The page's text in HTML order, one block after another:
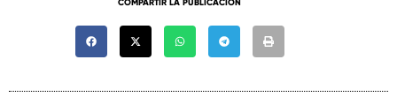
COMPARTIR LA PUBLICACIÓN